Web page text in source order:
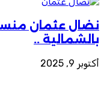
نضال عثمان
بالشمالية ..
أكتوبر 9, 2025